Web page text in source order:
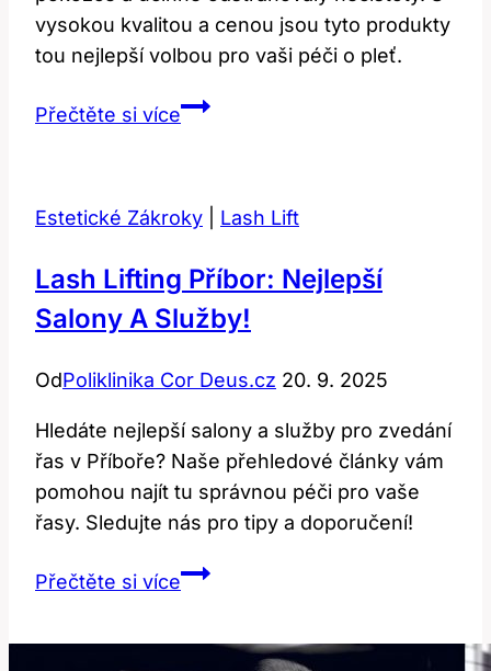
vysokou kvalitou a cenou jsou tyto produkty
tou nejlepší volbou pro vaši péči o pleť.
Přečtěte si víceLa
Peelingu:
Produkty
Pro
Estetické Zákroky Lash Lift
Lash Lifting Příbor: Nejlepší
Salony A Služby!
OdPoliklinika Cor Deus.cz 20. 9. 2025
Hledáte nejlepší salony a služby pro zvedání
řas v Příboře? Naše přehledové články vám
pomohou najít tu správnou péči pro vaše
řasy. Sledujte nás pro tipy a doporučení!
Přečtěte si víceLash